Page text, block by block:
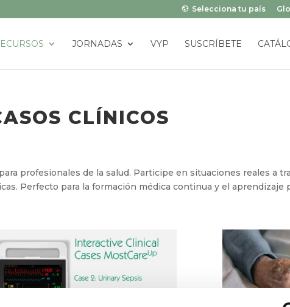
Selecciona tu país
JORNADAS VYP SUSCRÍBETE
CLÍNICOS
profesionales de la salud. Participe en situaciones reales a
Perfecto para la formación médica continua y el aprendizaje